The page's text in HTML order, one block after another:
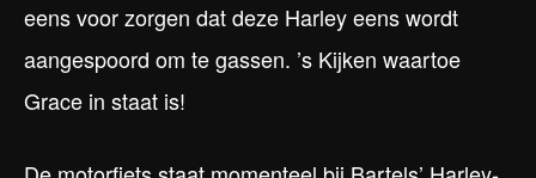
eens voor zorgen dat deze Harley eens wordt
aangespoord om te gassen. ’s Kijken waartoe
Grace in staat is!